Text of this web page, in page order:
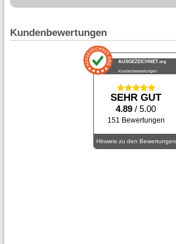
Kundenbewertungen
AUSGEZEICHNET .org
Kundenbewertungen
SEHR GUT
4.89/ 5.00
151 Bewertungen
Hinweis zu den Bewertungen